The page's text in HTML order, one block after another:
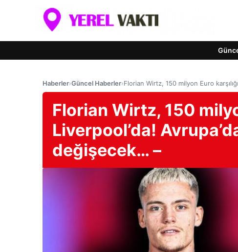
Haberler›Güncel Haberler›Florian Wirtz, 150 milyon Euro
Florian Wirtz, 150
Liverpool’da!
değişecek… –